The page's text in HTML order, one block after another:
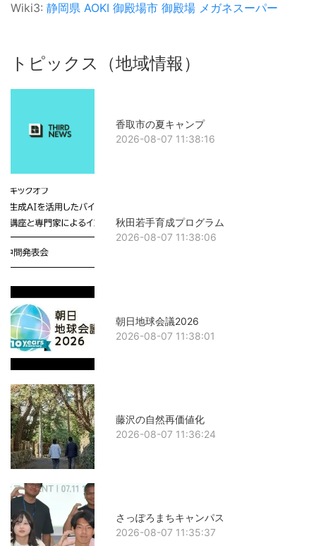
Wiki3: 静岡県 AOKI 御殿場市 御殿場 メガネスーパー
トピックス（地域情報）
香取市の夏キャンプ
2026-08-07 11:38:16
秋田若手育成プログラム
2026-08-07 11:38:06
朝日地球会議2026
2026-08-07 11:38:01
藤沢の自然再価値化
2026-08-07 11:36:24
さっぽろまちキャンパス
2026-08-07 11:35:37